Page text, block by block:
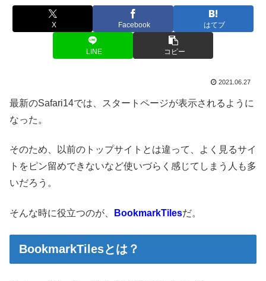
X Facebook はてブ
LINE コピー
2021.06.27
最新のSafari14では、スタートページが表示されるように
なった。
そのため、以前のトップサイトとは違って、よく見るサイ
トをピン留めできないなど使いづらく感じてしまう人も多
いだろう。
そんな時に役立つのが、 BookmarkTilesだ。
BookmarkTilesとは？